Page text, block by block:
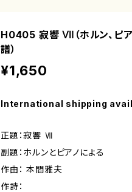
H0405 寂響 Ⅶ（ホルン、ピ
譜）
¥1,650
International shipping
正題：寂響 Ⅶ
副題：ホルンとピアノによる
作曲： 本間雅夫
作詩：